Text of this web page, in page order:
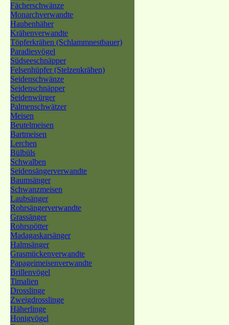
Fächerschwänze
Monarchverwandte
Haubenhäher
Krähenverwandte
Töpferkrähen (Schlammnestbauer)
Paradiesvögel
Südseeschnäpper
Felsenhüpfer (Stelzenkrähen)
Seidenschwänze
Seidenschnäpper
Seidenwürger
Palmenschwätzer
Meisen
Beutelmeisen
Bartmeisen
Lerchen
Bülbüls
Schwalben
Seidensängerverwandte
Baumsänger
Schwanzmeisen
Laubsänger
Rohrsängerverwandte
Grassänger
Rohrspötter
Madagaskarsänger
Halmsänger
Grasmückenverwandte
Papageimeisenverwandte
Brillenvögel
Timalien
Drosslinge
Zweigdrosslinge
Häherlinge
Honigvögel